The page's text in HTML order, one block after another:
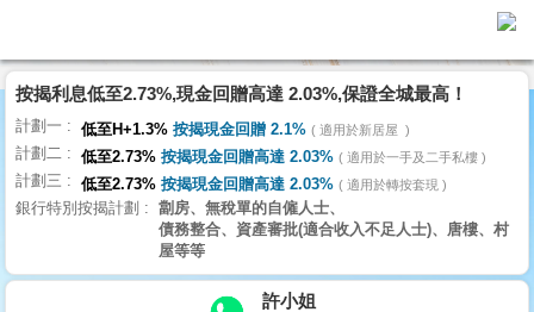
理
主
頁
搵
樓/
交
按揭利息低至2.73%,現金回贈高達 2.03%,保證全城最高！
計劃一 低至H+1.3% 按揭現金回贈 2.1% 適用於新居屋
計劃二 低至2.73% 按揭現金回贈高達 2.03% 適用於一手及二手私樓
計劃三 低至2.73% 按揭現金回贈高達 2.03% 適用於轉按套現
銀行特別按揭計劃
劏房、無稅單的自僱人士、
債務整合、資產審批(適合收入不足人士)、唐樓、村
屋等等
許小姐